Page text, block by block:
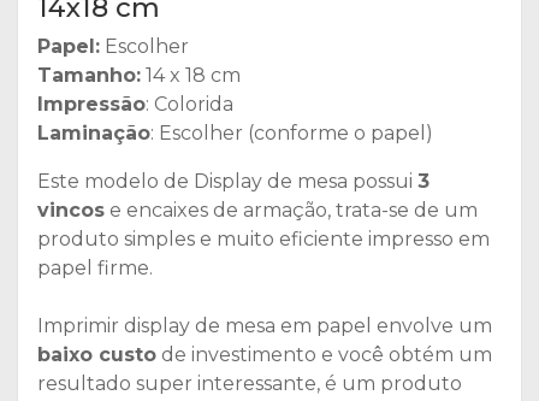
14x18 cm
Papel: Escolher
Tamanho: 14 x 18 cm
Impressão: Colorida
Laminação: Escolher (conforme o papel)
Este modelo de Display de mesa possui 3
vincos e encaixes de armação, trata-se de um
produto simples e muito eficiente impresso em
papel firme.
Imprimir display de mesa em papel envolve um
baixo custo de investimento e você obtém um
resultado super interessante, é um produto